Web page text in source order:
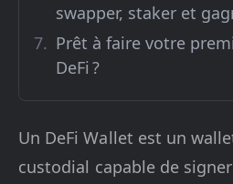
swapper, staker et
Prêt à faire votre
DeFi ?
Un DeFi Wallet est un
custodial capable de